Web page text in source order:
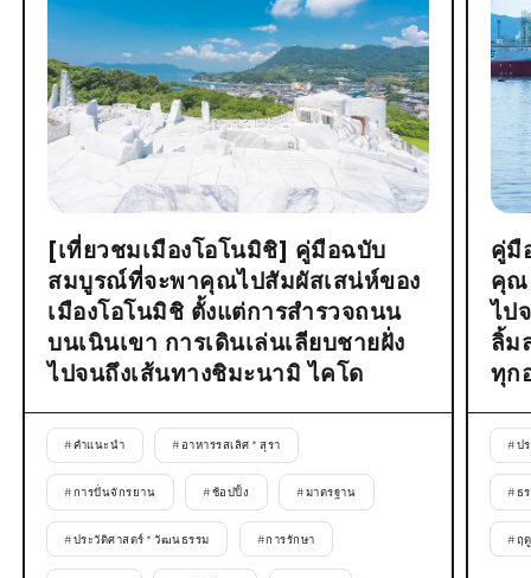
[เที่ยวชมเมืองโอโนมิชิ] คู่มือฉบับ
สมบูรณ์ที่จะพาคุณไปสัมผัสเสน่ห์ของ
เมืองโอโนมิชิ ตั้งแต่การสำรวจถนน
บนเนินเขา การเดินเล่นเลียบชายฝั่ง
ไปจนถึงเส้นทางชิมะนามิ ไคโด
#คำแนะนำ # อาหารรสเลิศ * สุรา
#การปั่นจักรยาน #ช้อปปิ้ง #มาตรฐาน
#ประวัติศาสตร์ * วัฒนธรรม #การรักษา
คู่มื
คุณ
ไป
ลิ้ม
ทุก
#ป
#ธ
#ฤ